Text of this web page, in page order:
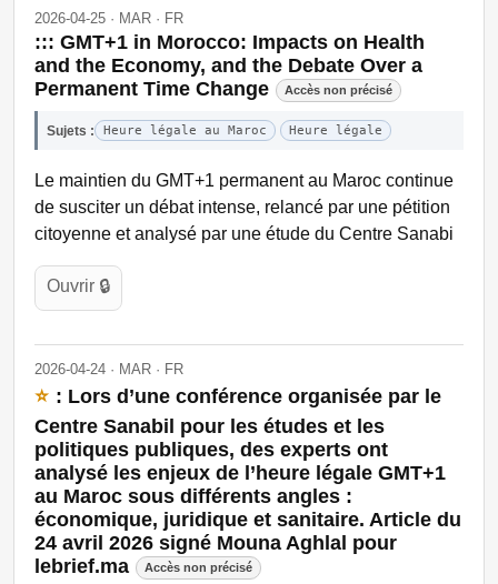
2026-04-25 · MAR · FR
::: GMT+1 in Morocco: Impacts on Health
and the Economy, and the Debate Over a
Permanent Time Change
Accès non précisé
Sujets : Heure légale au Maroc Heure légale
Le maintien du GMT+1 permanent au Maroc continue
de susciter un débat intense, relancé par une pétition
citoyenne et analysé par une étude du Centre Sanabi
Ouvrir 🔒
2026-04-24 · MAR · FR
⭐ : Lors d’une conférence organisée par le
Centre Sanabil pour les études et les
politiques publiques, des experts ont
analysé les enjeux de l’heure légale GMT+1
au Maroc sous différents angles :
économique, juridique et sanitaire. Article du
24 avril 2026 signé Mouna Aghlal pour
lebrief.ma
Accès non précisé